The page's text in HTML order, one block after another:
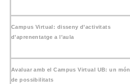
Campus Virtual: disseny d’activitats
d’aprenentatge a l’aula
Avaluar amb el Campus Virtual UB: un món
de possibilitats